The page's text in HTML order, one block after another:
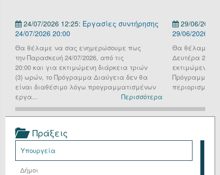
Επικοινωνία/Υποστήριξη
Είσοδος
24/07/2026 12:25: Εργασίες συντήρησης
24/07/2026 20:00
Θα θέλαμε να σας ενημερώσουμε πως
την Παρασκευή 24/07/2026, από τις
20:00 και για εκτιμώμενη διάρκεια τριών
(3) ωρών, το Πρόγραμμα Διαύγεια δεν θα
είναι διαθέσιμο λόγω προγραμματισμένων
εργα...
Περισσότερα
29/06/2026
29/06/2026
Θα θέλαμε να
Δευτέρα 29
εκτιμώμενη
Πρόγραμμα
περιορισμένη
Πράξεις
Υπουργεία
Δήμοι